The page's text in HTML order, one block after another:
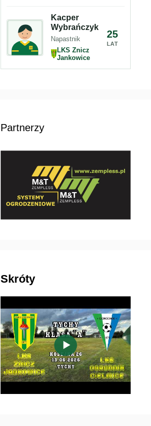
Kacper
Wybrańczyk
Napastnik
LKS Znicz
Jankowice
25
LAT
Partnerzy
Skróty
▶